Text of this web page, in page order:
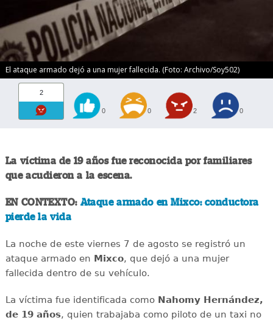
El ataque armado dejó a una mujer fallecida. (Foto: Archivo/Soy502)
2
0 0 2 0
La víctima de 19 años fue reconocida por familiares
que acudieron a la escena.
EN CONTEXTO: Ataque armado en Mixco: conductora
pierde la vida
La noche de este viernes 7 de agosto se registró un
ataque armado en Mixco, que dejó a una mujer
fallecida dentro de su vehículo.
La víctima fue identificada como Nahomy Hernández,
de 19 años, quien trabajaba como piloto de un taxi no